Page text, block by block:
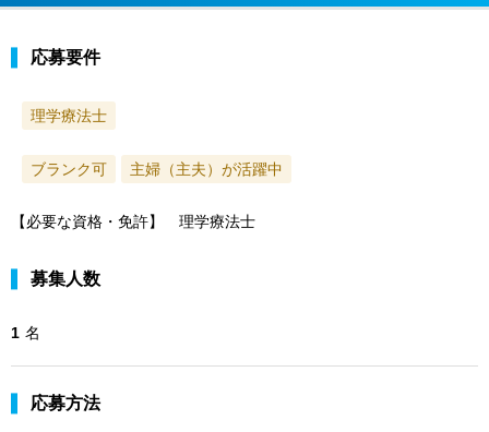
応募要件
理学療法士
ブランク可 主婦（主夫）が活躍中
【必要な資格・免許】 理学療法士
募集人数
1 名
応募方法